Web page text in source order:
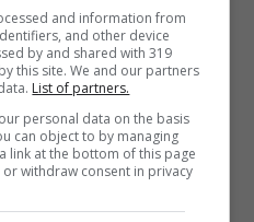
e alla salute.
and information from
and other device
by and shared with 319
this site. We and our partners
List of partners.
personal data on the basis
can object to by managing
link at the bottom of this page
withdraw consent in privacy